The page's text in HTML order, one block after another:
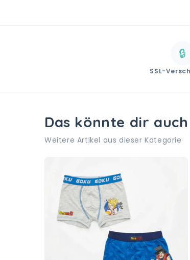
🔒
SSL-
Das könnte dir
Weitere Artikel aus dieser Kategorie